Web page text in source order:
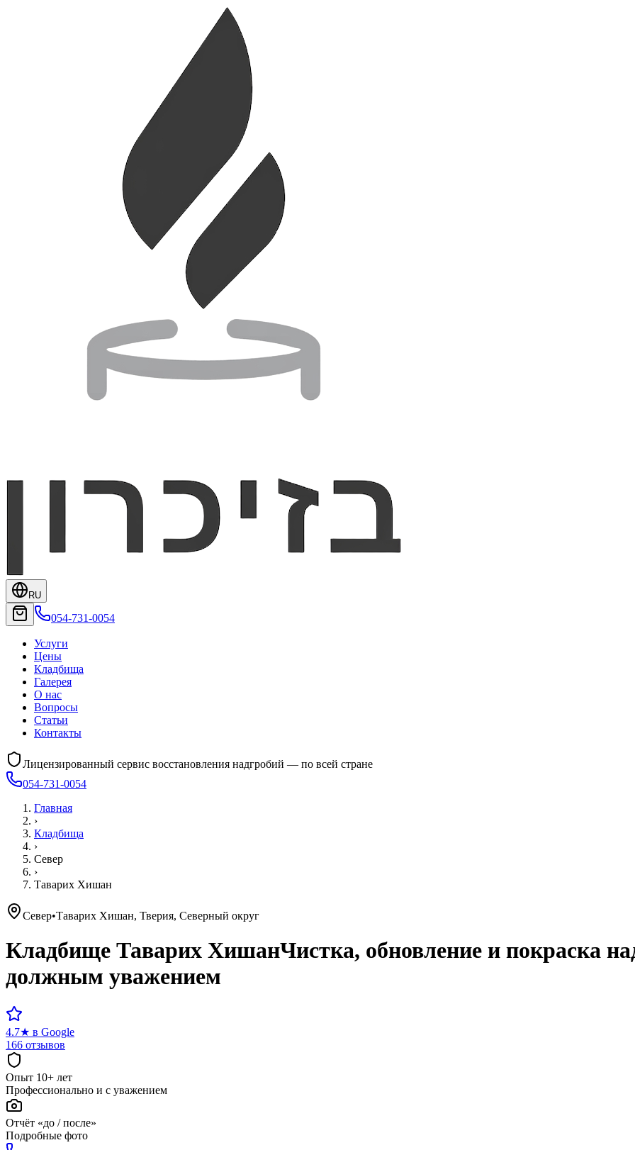
RU
054-731-0054
Услуги
Цены
Кладбища
Галерея
О нас
Вопросы
Статьи
Контакты
Лицензированный сервис восстановления надгробий — по всей стране
054-731-0054
Главная
›
Кладбища
›
Север
›
Таварих Хишан
Север•Таварих Хишан, Тверия, Северный округ
Кладбище Таварих ХишанЧистка, обновление и покраска
должным уважением
4.7★ в Google
166 отзывов
Опыт 10+ лет
Профессионально и с уважением
Отчёт «до / после»
Подробные фото